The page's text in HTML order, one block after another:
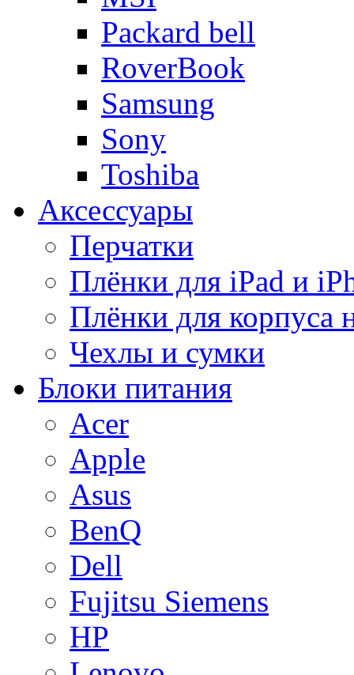
Packard bell
RoverBook
Samsung
Sony
Toshiba
Аксессуары
Перчатки
Плёнки для iPad и
Плёнки для корпуса
Чехлы и сумки
Блоки питания
Acer
Apple
Asus
BenQ
Dell
Fujitsu Siemens
HP